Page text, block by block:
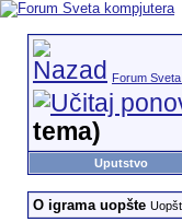
Forum
tema)
Uputstvo
O igrama uopšte